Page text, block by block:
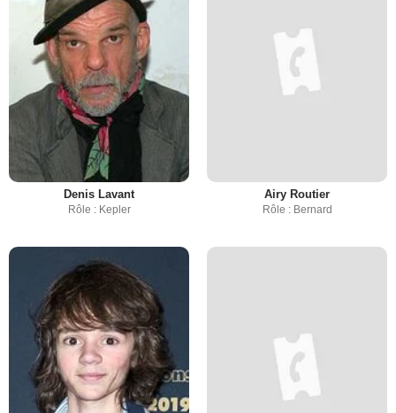
Denis Lavant
Rôle : Kepler
Airy Routier
Rôle : Bernard